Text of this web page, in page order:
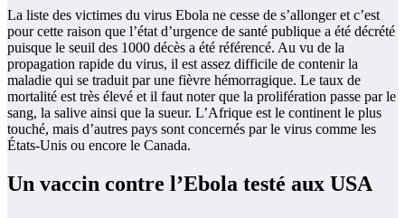
La liste des victimes du virus Ebola ne cesse de s’allonger et c’est
pour cette raison que l’état d’urgence de santé publique a été décrété
puisque le seuil des 1000 décès a été référencé. Au vu de la
propagation rapide du virus, il est assez difficile de contenir la
maladie qui se traduit par une fièvre hémorragique. Le taux de
mortalité est très élevé et il faut noter que la prolifération passe par le
sang, la salive ainsi que la sueur. L’Afrique est le continent le plus
touché, mais d’autres pays sont concernés par le virus comme les
États-Unis ou encore le Canada.
Un vaccin contre l’Ebola testé aux USA